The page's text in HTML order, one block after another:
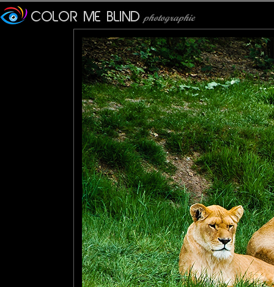
Emmeji : 09/07/2010
Est-ce qu'ils taguent aussi les abribus :)))
: 10/07/2010
Et comme certains autres glandeurs , on sent bien qu'il ne
bon week end
: 10/07/2010
Euh!!! je crois que je vais rester dans le bus :))) Ils sont
Stephane: 10/07/2010
Excellent ton titre pour cette bande d'ados oisifs ;-))
: 10/07/2010
Excellent ! What a lazy mood :)
: 10/07/2010